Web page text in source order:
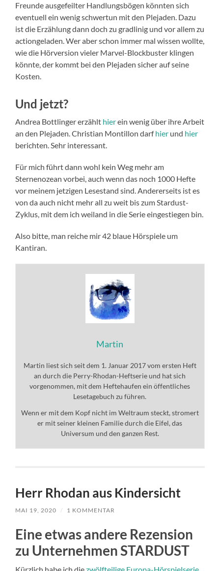
Freunde ausgefeilter Handlungsbögen könnten sich
eventuell ein wenig schwertun mit den Plejaden. Dazu
ist die Erzählung dann doch zu gradlinig und vor allem zu
actiongeladen. Wer aber schon immer mal wissen wollte,
wie die Hörversion vieler Marvel-Blockbuster klingen
könnte, der kommt bei den Plejaden sicher auf seine
Kosten.
Und jetzt?
Andrea Bottlinger erzählt hierein wenig über ihre Arbeit
an den Plejaden. Christian Montillon darfhier und hier
berichten. Sehr interessant.
Für mich führt dann wohl kein Weg mehr am
Sternenozean vorbei, auch wenn das noch 1000 Hefte
vor meinem jetzigen Lesestand sind. Andererseits ist es
von da auch nicht mehr all zu weit bis zum Stardust-
Zyklus, mit dem ich weiland in die Serie eingestiegen bin.
Also bitte, man reiche mir 42 blaue Hörspiele um
Kantiran.
Martin
Martin liest sich seit dem 1. Januar 2017 vom ersten Heft
an durch die Perry-Rhodan-Heftserie und hat sich
vorgenommen, mit dem Heftehaufen ein öffentliches
Lesetagebuch zu führen.
Wenn er mit dem Kopf nicht im Weltraum steckt, stromert
er mit seiner kleinen Familie durch die Eifel, das
Universum und den ganzen Rest.
Herr Rhodan aus Kindersicht
MAI 19, 2020 / 1 KOMMENTAR
Eine etwas andere Rezension
zu Unternehmen STARDUST